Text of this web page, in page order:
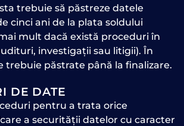
trebuie să păstreze datele
cinci ani de la plata soldului
mult dacă există proceduri în
investigații sau litigii). În
trebuie păstrate până la finalizare.
DE DATE
pentru a trata orice
a securității datelor cu caracter